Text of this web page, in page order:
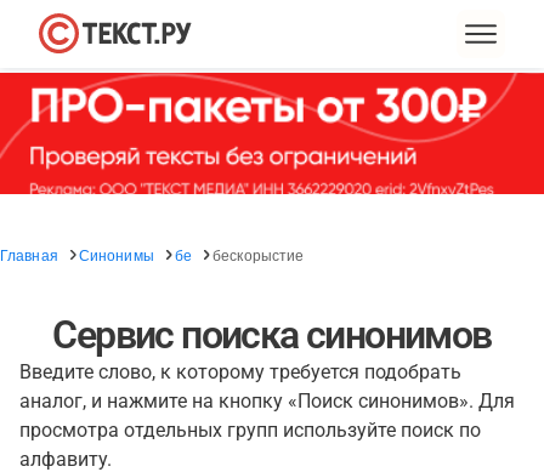
Главная Синонимы бе бескорыстие
Сервис поиска синонимов
Введите слово, к которому требуется подобрать
аналог, и нажмите на кнопку «Поиск синонимов». Для
просмотра отдельных групп используйте поиск по
алфавиту.